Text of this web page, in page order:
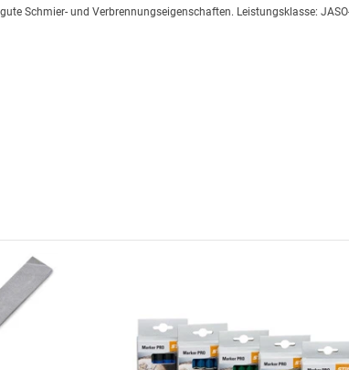
Schmier- und Verbrennungseigenschaften. Leistungsklasse: